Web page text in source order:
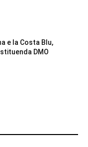
e la Costa Blu,
DMO